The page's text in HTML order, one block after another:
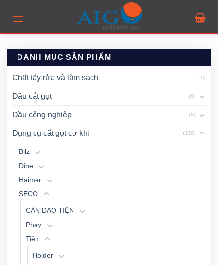
DANH MỤC SẢN PHẨM
Chất tẩy rửa và làm sạch (0)
Dầu cắt gọt (9)
Dầu công nghiệp (9)
Dụng cụ cắt gọt cơ khí (330)
Bilz
Dine
Haimer
SECO
CÁN DAO TIỆN
Phay
Tiện
Holder